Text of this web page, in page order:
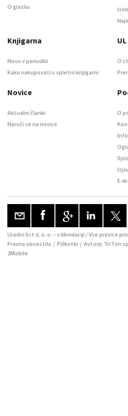
O glasilu
Knjigarna
Novo v ponudbi
Kako nakupovati v spletni knjigarni
O
Novice
Aktualni članki
Naroči se na novice
O
E-
Uradni list d. o. o. – v likvidaciji / Vse pravice
Pravna obvestila / Piškotki / Avtorji: TriTim
2Mobile